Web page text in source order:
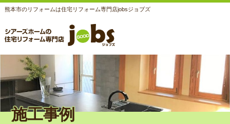
熊本市のリフォームは住宅リフォーム専門店jobsジョブズ
施工事例